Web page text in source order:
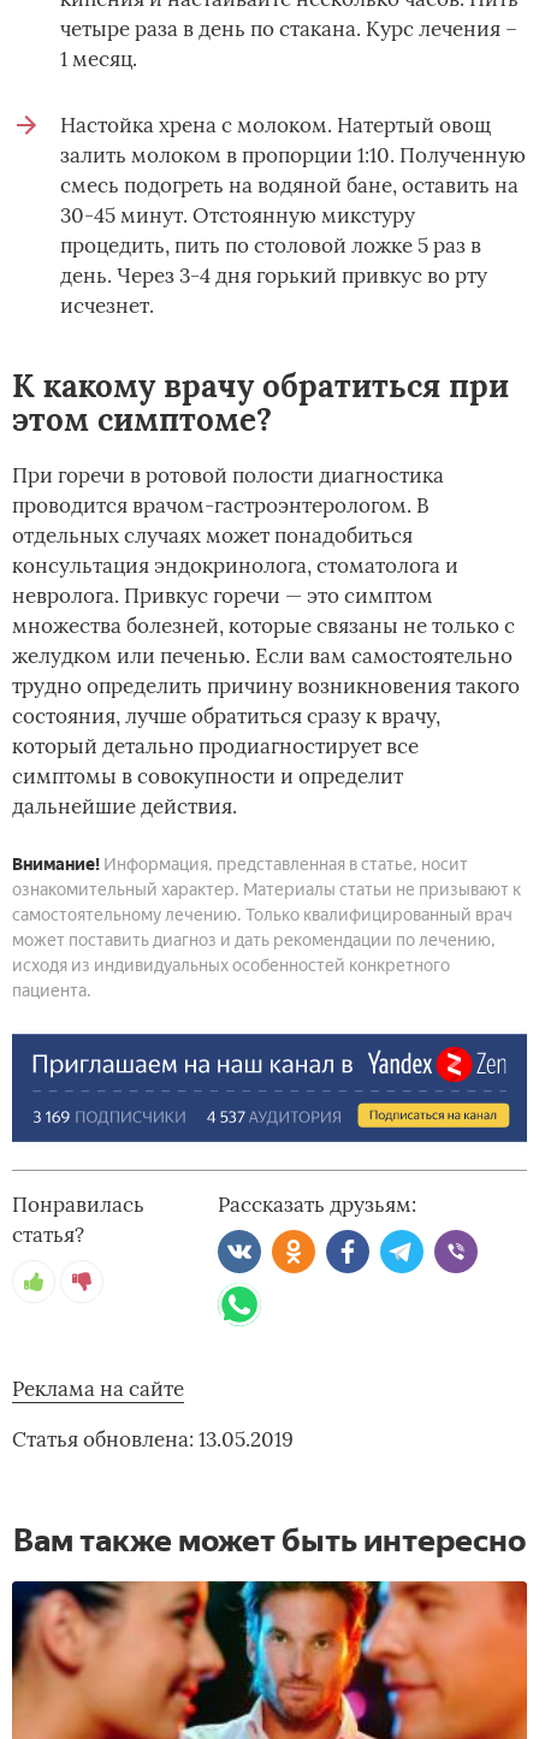
четыре раза в день по стакана. Курс лечения –
1 месяц.
Настойка хрена с молоком. Натертый овощ
залить молоком в пропорции 1:10. Полученную
смесь подогреть на водяной бане, оставить на
30-45 минут. Отстоянную микстуру
процедить, пить по столовой ложке 5 раз в
день. Через 3-4 дня горький привкус во рту
исчезнет.
К какому врачу обратиться при
этом симптоме?
При горечи в ротовой полости диагностика
проводится врачом-гастроэнтерологом. В
отдельных случаях может понадобиться
консультация эндокринолога, стоматолога и
невролога. Привкус горечи — это симптом
множества болезней, которые связаны не только с
желудком или печенью. Если вам самостоятельно
трудно определить причину возникновения такого
состояния, лучше обратиться сразу к врачу,
который детально продиагностирует все
симптомы в совокупности и определит
дальнейшие действия.
Внимание! Информация, представленная в статье, носит
ознакомительный характер. Материалы статьи не призывают к
самостоятельному лечению. Только квалифицированный врач
может поставить диагноз и дать рекомендации по лечению,
исходя из индивидуальных особенностей конкретного
пациента.
Понравилась
статья?
Рассказать друзьям:
Реклама на сайте
Статья обновлена: 13.05.2019
Вам также может быть интересно